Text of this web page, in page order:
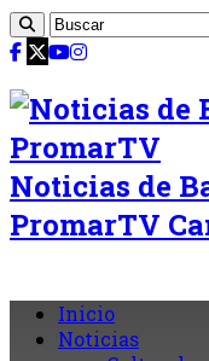
Noticias de
PromarTV
Inicio
Noticias